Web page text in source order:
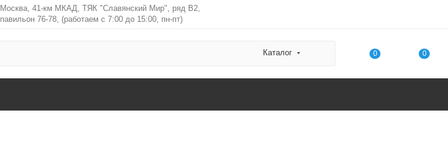
Москва, 41-км МКАД, ТЯК "Славянский Мир", ряд В2,
павильон 76-78, (работаем с 7:00 до 15:00, пн-пт)
Каталог 0 0